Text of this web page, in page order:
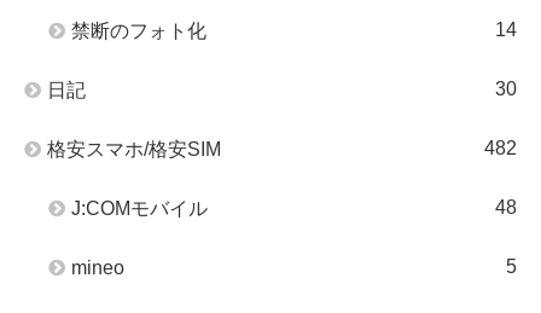
禁断のフォト化 14
日記 30
格安スマホ/格安SIM 482
J:COMモバイル 48
mineo 5